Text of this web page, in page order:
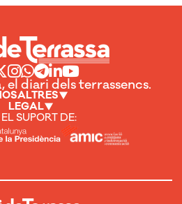
el diari dels terrassencs.
LEGAL
SUPORT DE: